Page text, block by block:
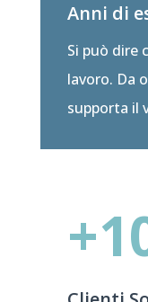
Anni di
Si può dire
lavoro. Da
supporta il